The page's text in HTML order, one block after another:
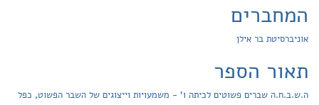
המחברים
אוניברסיטת בר אילן
תאור הספר
ה.ש.ב.ח.ה שברים פשוטים לכיתה ו' - משמעויות וייצוגים של השבר הפשוט, כפל